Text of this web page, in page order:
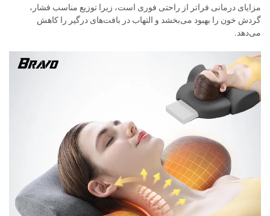
مزایای درمانی فراتر از راحتی فوری است، زیرا توزیع مناسب فشار،
گردش خون را بهبود می‌بخشد و التهاب در بافت‌های درگیر را کاهش
می‌دهد.